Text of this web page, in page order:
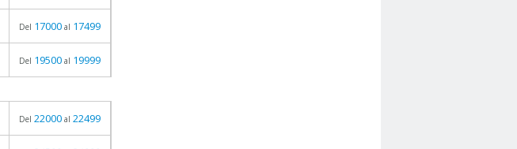
Del 17000 al 17499
Del 19500 al 19999
Del 22000 al 22499